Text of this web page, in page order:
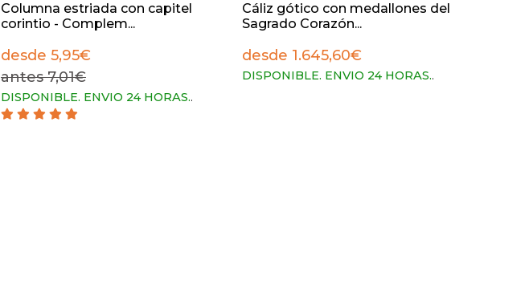
Columna estriada con capitel
corintio - Complem...
desde 5,95€
antes 7,01€
DISPONIBLE. ENVIO 24 HORAS..
Cáliz gótico con medallones del
Sagrado Corazón...
desde 1.645,60€
DISPONIBLE. ENVIO 24 HORAS..